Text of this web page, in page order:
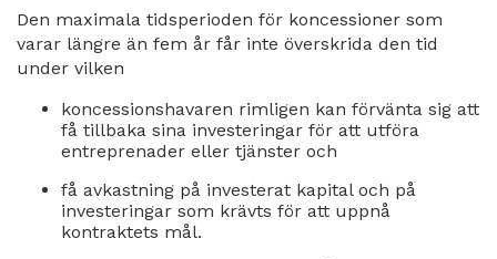
Den maximala tidsperioden för koncessioner som
varar längre än fem år får inte överskrida den tid
under vilken
koncessionshavaren rimligen kan förvänta sig att
få tillbaka sina investeringar för att utföra
entreprenader eller tjänster och
få avkastning på investerat kapital och på
investeringar som krävts för att uppnå
kontraktets mål.